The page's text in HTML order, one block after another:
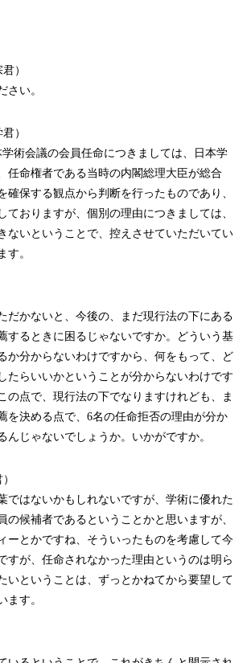
）
さい。
）
術会議の会員任命につきましては、日本学
任命権者である当時の内閣総理大臣が総合
確保する観点から判断を行ったものであり、
ておりますが、個別の理由につきましては、
ないということで、控えさせていただいてい
す。
だかないと、今後の、まだ現行法の下にある
するときに困るじゃないですか。どういう基
か分からないわけですから、何をもって、ど
たらいいかということが分からないわけです
の点で、現行法の下でなりますけれども、ま
を決める点で、6名の任命拒否の理由が分か
んじゃないでしょうか。いかがですか。
ではないかもしれないですが、学術に優れた
の候補者であるということかと思いますが、
ーとかですね、そういったものを考慮して今
すが、任命されなかった理由というのは明ら
いということは、ずっとかねてから要望して
ます。